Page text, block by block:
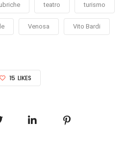
teatro turismo
Venosa Vito Bardi
15 LIKES